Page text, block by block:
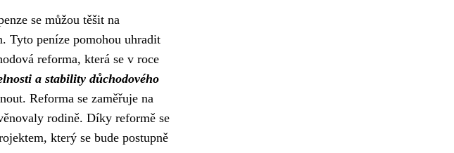
se můžou těšit na
Tyto peníze pomohou uhradit
reforma, která se v roce
a stability důchodového
Reforma se zaměřuje na
rodině. Díky reformě se
který se bude postupně